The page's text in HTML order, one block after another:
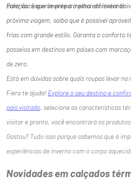
coleção: experimente o melhor do inverno!
Para você que se prepara para enfrentar
próxima viagem, saiba que é possível
frias com grande estilo. Garanta o conforto
passeios em destinos em países com
de zero.
Está em dúvidas sobre quais roupas levar na
Fiero te ajuda! Explore o seu destino e
país visitado, selecione as características
visitar e pronto, você encontrará os produtos
Gostou? Tudo isso porque sabemos que é
experiências de inverno com o corpo
Novidades em calçados